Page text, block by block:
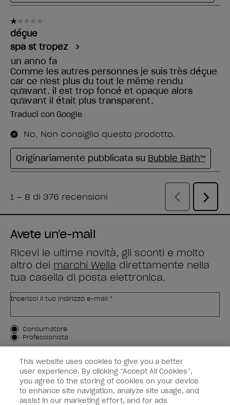
Avete un'e-mail
Ricevi le ultime novità, gli sconti e molto
altro dei marchi Wella direttamente nella
tua casella di posta elettronica.
Inserisci il tuo indirizzo e-mail *
Tipo di cliente
Consumatore
Professionista
ISCRIVIMI
Informazioni per i clienti
OPI & voi
This website uses cookies to give you a better
user experience. By clicking “Accept All Cookies”,
you agree to the storing of cookies on your device
to enhance site navigation, analyze site usage, and
assist in our marketing effort, and for ads